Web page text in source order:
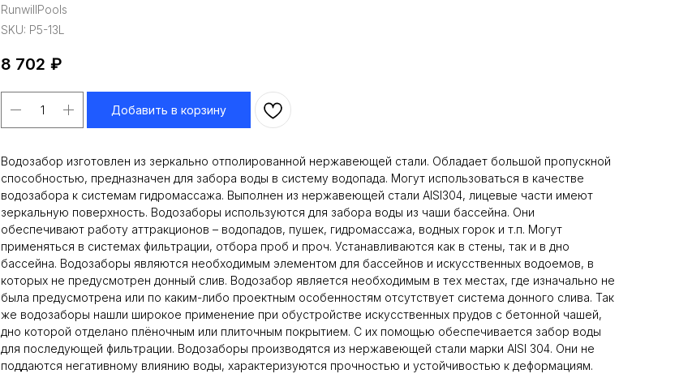
RunwillPools
SKU: P5-13L
8 702 ₽
Добавить в корзину
Водозабор изготовлен из зеркально отполированной нержавеющей стали. Обладает большой пропускной
способностью, предназначен для забора воды в систему водопада. Могут использоваться в качестве
водозабора к системам гидромассажа. Выполнен из нержавеющей стали AISI304, лицевые части имеют
зеркальную поверхность. Водозаборы используются для забора воды из чаши бассейна. Они
обеспечивают работу аттракционов – водопадов, пушек, гидромассажа, водных горок и т.п. Могут
применяться в системах фильтрации, отбора проб и проч. Устанавливаются как в стены, так и в дно
бассейна. Водозаборы являются необходимым элементом для бассейнов и искусственных водоемов, в
которых не предусмотрен донный слив. Водозабор является необходимым в тех местах, где изначально не
была предусмотрена или по каким-либо проектным особенностям отсутствует система донного слива. Так
же водозаборы нашли широкое применение при обустройстве искусственных прудов с бетонной чашей,
дно которой отделано плёночным или плиточным покрытием. С их помощью обеспечивается забор воды
для последующей фильтрации. Водозаборы производятся из нержавеющей стали марки AISI 304. Они не
поддаются негативному влиянию воды, характеризуются прочностью и устойчивостью к деформациям.